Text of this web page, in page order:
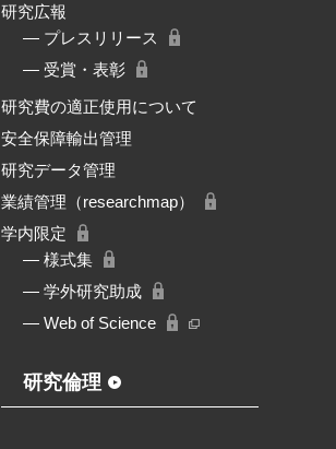
研究広報
― プレスリリース
― 受賞・表彰
研究費の適正使用について
安全保障輸出管理
研究データ管理
業績管理（researchmap）
学内限定
― 様式集
― 学外研究助成
― Web of Science
研究倫理